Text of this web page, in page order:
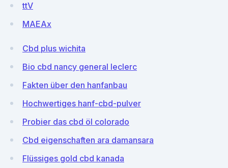
ttV
MAEAx
Cbd plus wichita
Bio cbd nancy general leclerc
Fakten über den hanfanbau
Hochwertiges hanf-cbd-pulver
Probier das cbd öl colorado
Cbd eigenschaften ara damansara
Flüssiges gold cbd kanada